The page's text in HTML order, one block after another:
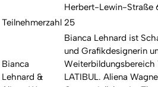
Herbert-Lewin-Straße
Teilnehmerzahl 25
Bianca
Lehnard &
Bianca Lehnard ist
und Grafikdesignerin
LATIBUL. Aliena